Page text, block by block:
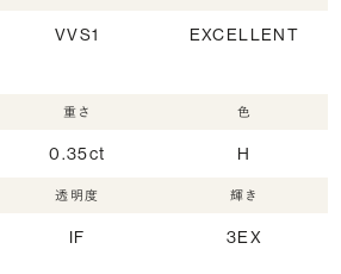
VVS1 EXCELLENT
重さ
0.35ct
色
H
透明度
IF
輝き
3EX